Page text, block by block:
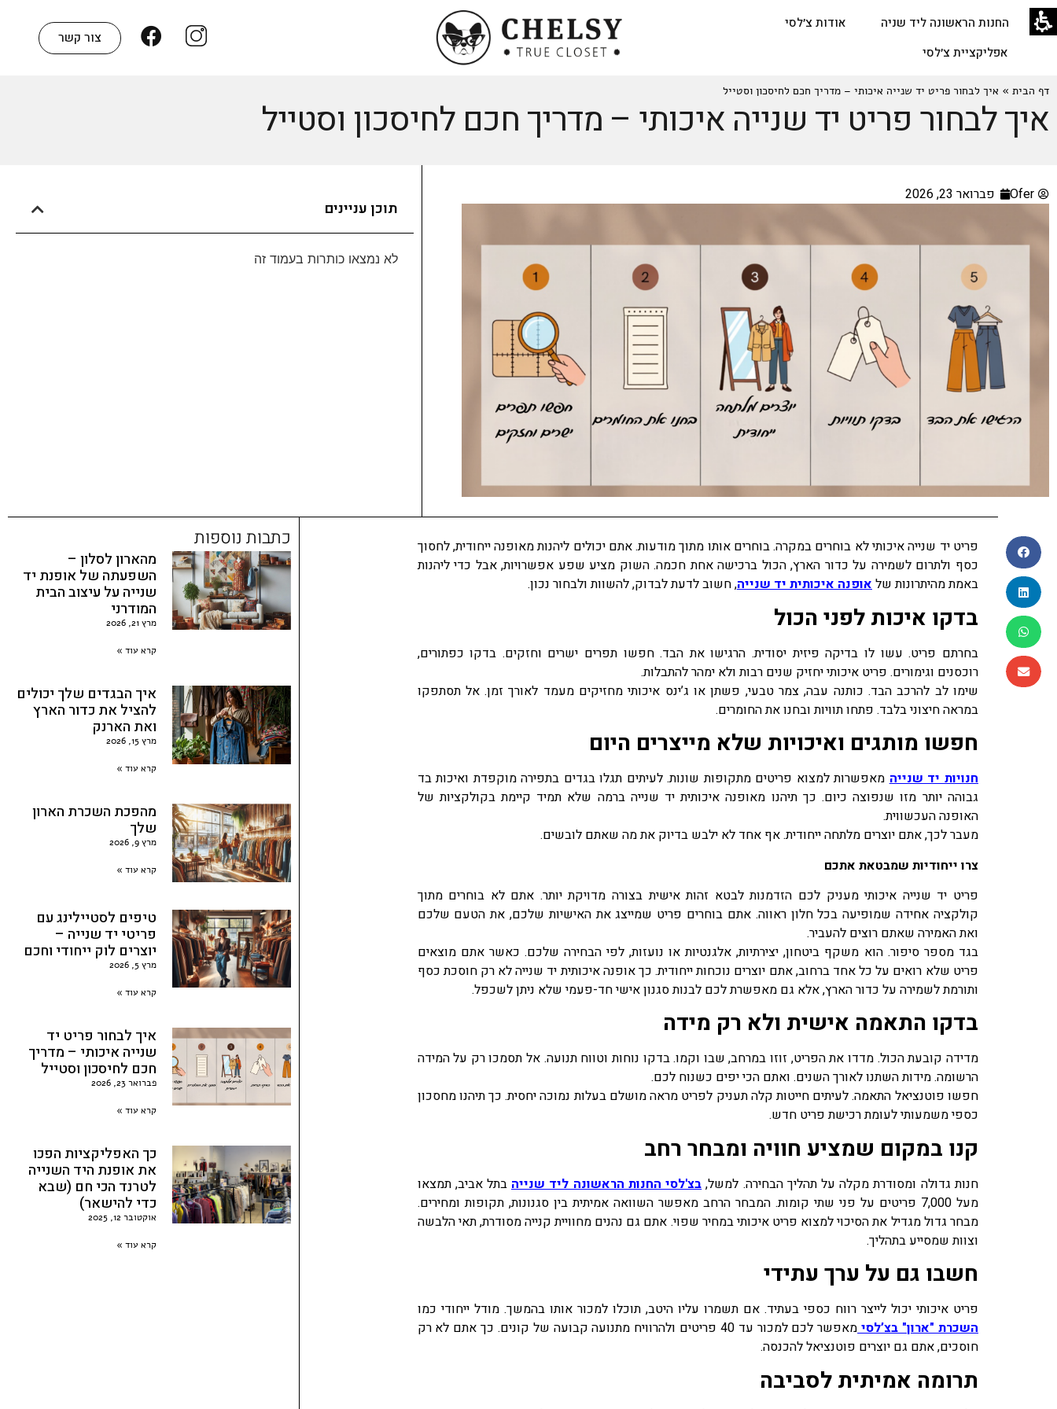
החנות הראשונה ליד שניה
אודות צ׳לסי
אפליקציית צ׳לסי
צור קשר
דף הבית » איך לבחור פריט יד שנייה איכותי – מדריך חכם לחיסכון וסטייל
איך לבחור פריט יד שנייה איכותי – מדריך חכם לחיסכון וסטייל
Ofer פברואר 23, 2026
תוכן עניינים
לא נמצאו כותרות בעמוד זה
פריט יד שנייה איכותי לא בוחרים במקרה. בוחרים אותו מתוך מודעות. אתם יכולים ליהנות מאופנה ייחודית, לחסוך
כסף ולתרום לשמירה על כדור הארץ, הכול ברכישה אחת חכמה. השוק מציע שפע אפשרויות, אבל כדי ליהנות
באמת מהיתרונות שלאופנה איכותית יד שנייה, חשוב לדעת לבדוק, להשוות ולבחור נכון.
בדקו איכות לפני הכול
בחרתם פריט. עשו לו בדיקה פיזית יסודית. הרגישו את הבד. חפשו תפרים ישרים וחזקים. בדקו כפתורים,
רוכסנים וגימורים. פריט איכותי יחזיק שנים רבות ולא ימהר להתבלות.
שימו לב להרכב הבד. כותנה עבה, צמר טבעי, פשתן או ג’ינס איכותי מחזיקים מעמד לאורך זמן. אל תסתפקו
במראה חיצוני בלבד. פתחו תוויות ובחנו את החומרים.
חפשו מותגים ואיכויות שלא מייצרים היום
חנויות יד שנייהמאפשרות למצוא פריטים מתקופות שונות. לעיתים תגלו בגדים בתפירה מוקפדת ואיכות בד
גבוהה יותר מזו שנפוצה כיום. כך תיהנו מאופנה איכותית יד שנייה ברמה שלא תמיד קיימת בקולקציות של
האופנה העכשווית.
מעבר לכך, אתם יוצרים מלתחה ייחודית. אף אחד לא ילבש בדיוק את מה שאתם לובשים.
צרו ייחודיות שמבטאת אתכם
פריט יד שנייה איכותי מעניק לכם הזדמנות לבטא זהות אישית בצורה מדויקת יותר. אתם לא בוחרים מתוך
קולקציה אחידה שמופיעה בכל חלון ראווה. אתם בוחרים פריט שמייצג את האישיות שלכם, את הטעם שלכם
ואת האמירה שאתם רוצים להעביר.
בגד מספר סיפור. הוא משקף ביטחון, יצירתיות, אלגנטיות או נועזות, לפי הבחירה שלכם. כאשר אתם מוצאים
פריט שלא רואים על כל אחד ברחוב, אתם יוצרים נוכחות ייחודית. כך אופנה איכותית יד שנייה לא רק חוסכת כסף
ותורמת לשמירה על כדור הארץ, אלא גם מאפשרת לכם לבנות סגנון אישי חד-פעמי שלא ניתן לשכפל.
בדקו התאמה אישית ולא רק מידה
מדידה קובעת הכול. מדדו את הפריט, זוזו במרחב, שבו וקמו. בדקו נוחות וטווח תנועה. אל תסמכו רק על המידה
הרשומה. מידות השתנו לאורך השנים. ואתם הכי יפים כשנוח לכם.
חפשו פוטנציאל התאמה. לעיתים חייטות קלה תעניק לפריט מראה מושלם בעלות נמוכה יחסית. כך תיהנו מחסכון
כספי משמעותי לעומת רכישת פריט חדש.
קנו במקום שמציע חוויה ומבחר רחב
חנות גדולה ומסודרת מקלה על תהליך הבחירה. למשל, בצ'לסי החנות הראשונה ליד שנייה בתל אביב, תמצאו
מעל 7,000 פריטים על פני שתי קומות. המבחר הרחב מאפשר השוואה אמיתית בין סגנונות, תקופות ומחירים.
מבחר גדול מגדיל את הסיכוי למצוא פריט איכותי במחיר שפוי. אתם גם נהנים מחוויית קנייה מסודרת, תאי הלבשה
וצוות שמסייע בתהליך.
חשבו גם על ערך עתידי
פריט איכותי יכול לייצר רווח כספי בעתיד. אם תשמרו עליו היטב, תוכלו למכור אותו בהמשך. מודל ייחודי כמו
השכרת "ארון" בצ’לסי
מאפשר לכם למכור עד 40 פריטים ולהרוויח מתנועה קבועה של קונים. כך אתם לא רק
חוסכים, אתם גם יוצרים פוטנציאל להכנסה.
תרומה אמיתית לסביבה
כתבות נוספות
מהארון לסלון –
השפעתה של אופנת יד
שנייה על עיצוב הבית
המודרני
מרץ 21, 2026
קרא עוד »
איך הבגדים שלך יכולים
להציל את כדור הארץ
ואת הארנק
מרץ 15, 2026
קרא עוד »
מהפכת השכרת הארון
שלך
מרץ 9, 2026
קרא עוד »
טיפים לסטיילינג עם
פריטי יד שנייה –
יוצרים לוק ייחודי וחכם
מרץ 5, 2026
קרא עוד »
איך לבחור פריט יד
שנייה איכותי – מדריך
חכם לחיסכון וסטייל
פברואר 23, 2026
קרא עוד »
כך האפליקציות הפכו
את אופנת היד השנייה
לטרנד הכי חם (שבא
כדי להישאר)
אוקטובר 12, 2025
קרא עוד »